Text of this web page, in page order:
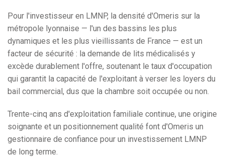
Pour l'investisseur en LMNP, la densité d'Omeris sur la
métropole lyonnaise — l'un des bassins les plus
dynamiques et les plus vieillissants de France — est un
facteur de sécurité : la demande de lits médicalisés y
excède durablement l'offre, soutenant le taux d'occupation
qui garantit la capacité de l'exploitant à verser les loyers du
bail commercial, dus que la chambre soit occupée ou non.
Trente-cinq ans d'exploitation familiale continue, une origine
soignante et un positionnement qualité font d'Omeris un
gestionnaire de confiance pour un investissement LMNP
de long terme.